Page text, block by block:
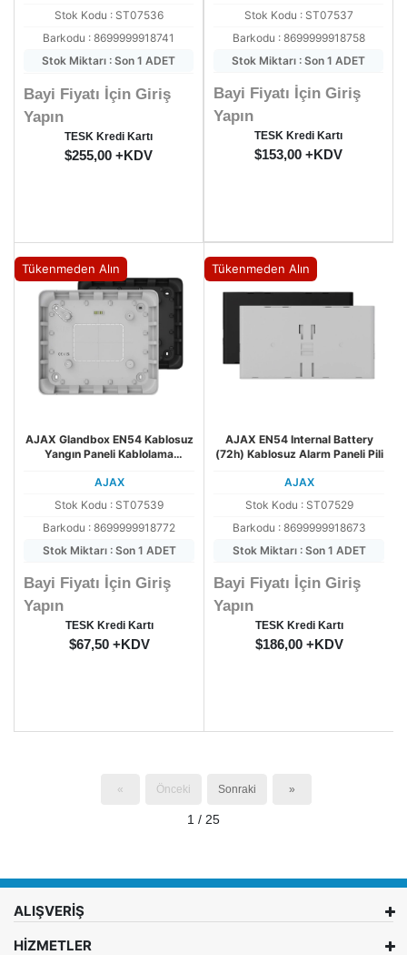
Stok Kodu : ST07536
Barkodu : 8699999918741
Stok Miktarı : Son 1 ADET
Bayi Fiyatı İçin Giriş
Yapın
TESK Kredi Kartı
$255,00 +KDV
Stok Kodu : ST07537
Barkodu : 8699999918758
Stok Miktarı : Son 1 ADET
Bayi Fiyatı İçin Giriş
Yapın
TESK Kredi Kartı
$153,00 +KDV
Tükenmeden Alın
AJAX Glandbox EN54 Kablosuz
Yangın Paneli Kablolama
AJAX
Stok Kodu : ST07539
Barkodu : 8699999918772
Stok Miktarı : Son 1 ADET
Bayi Fiyatı İçin Giriş
Yapın
TESK Kredi Kartı
$67,50 +KDV
Tükenmeden Alın
AJAX EN54 Internal Battery
(72h) Kablosuz Alarm Paneli Pili
AJAX
Stok Kodu : ST07529
Barkodu : 8699999918673
Stok Miktarı : Son 1 ADET
Bayi Fiyatı İçin Giriş
Yapın
TESK Kredi Kartı
$186,00 +KDV
« Önceki Sonraki »
1 / 25
ALIŞVERİŞ
HİZMETLER